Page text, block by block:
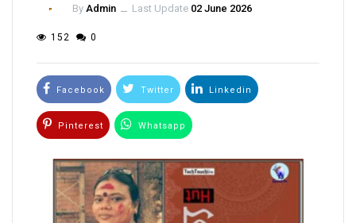
By Admin ــ Last Update 02 June 2026
152 0
Facebook Twitter Linkedin
Pinterest Whatsapp